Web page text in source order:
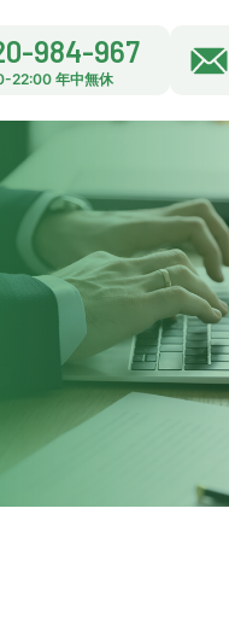
984-967
22:00 年中無休